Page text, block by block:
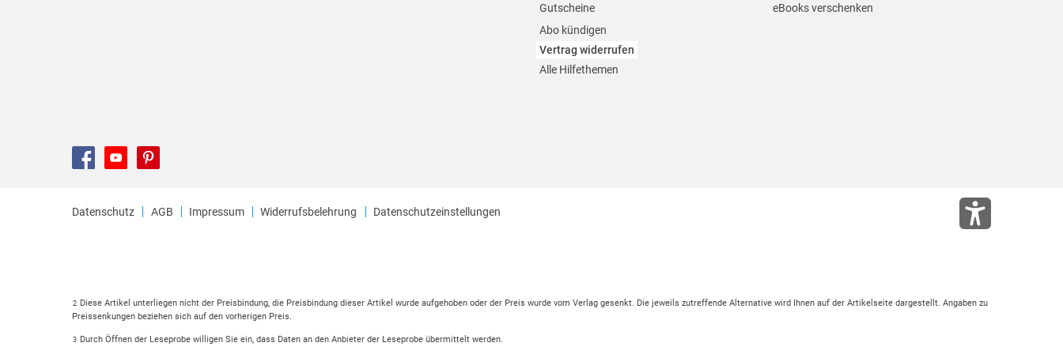
Gutscheine
Abo kündigen
Vertrag widerrufen
Alle Hilfethemen
eBooks verschenken
Datenschutz AGB Impressum Widerrufsbelehrung Datenschutzeinstellungen
2 Diese Artikel unterliegen nicht der Preisbindung, die Preisbindung dieser Artikel wurde aufgehoben oder der Preis wurde vom Verlag gesenkt. Die jeweils zutreffende Alternative wird Ihnen auf der Artikelseite dargestellt. Angaben zu
Preissenkungen beziehen sich auf den vorherigen Preis.
3 Durch Öffnen der Leseprobe willigen Sie ein, dass Daten an den Anbieter der Leseprobe übermittelt werden.